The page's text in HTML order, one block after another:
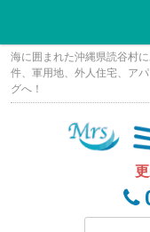
Skip
content
海に囲まれた沖縄県読谷村
件、軍用地、外人住宅、ア
グへ！